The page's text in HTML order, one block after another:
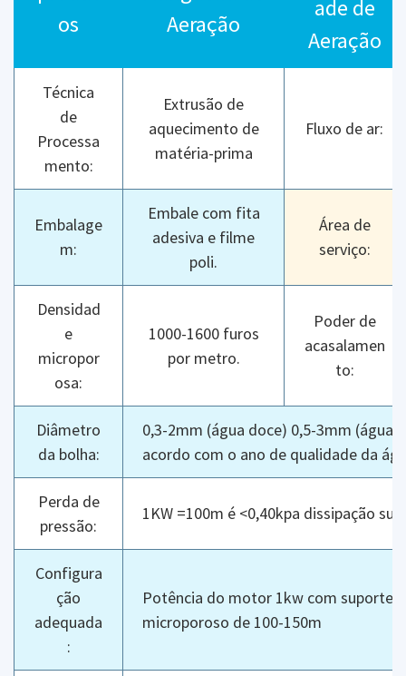
os
Aeração
ade de
Aeração
Técnica
de
Processa
mento:
Extrusão de
aquecimento de
matéria-prima
Fluxo de ar:
Embalage
m:
Embale com fita
adesiva e filme
poli.
Área de
serviço:
Densidad
e
micropor
osa:
1000-1600 furos
por metro.
Poder de
acasalamen
to:
Diâmetro
da bolha:
0,3-2mm (água doce) 0,5-3mm (água
acordo com o ano de qualidade da
Perda de
pressão:
1KW =100m é <0,40kpa dissipação
Configura
ção
adequada
:
Potência do motor 1kw com suporte
microporoso de 100-150m